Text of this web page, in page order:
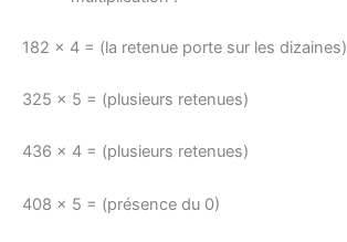
182 x 4 = (la retenue porte sur les dizaines)
325 x 5 = (plusieurs retenues)
436 x 4 = (plusieurs retenues)
408 x 5 = (présence du 0)